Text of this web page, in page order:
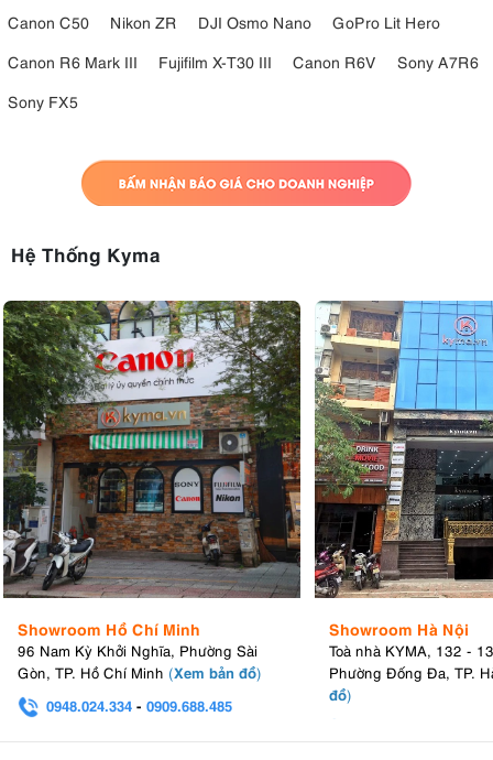
3.6. Kiểm soát chuyên nghiệp
Để thao tác và kiểm soát tốt hơn trong quá trình sử dụng, Sony đã
tích hợpnhiều nút điều khiển trực quan.Bao gồm nút giữ lấy nét có
thể tùy chỉnh từ menu trên thân máy, cũng như cho phép người dùng
truy cập vào các chức năng phụ được gán cho nút giữ lấy nét –
chẳng hạn như “Grid Lines” và “White Balance”. Ống kính cũng được
trang bị công tắc chế độ lấy nét để người dùng có thể chuyển đổi tức
thời giữa AF và MF, nút bấm khẩu độ và chế độ lấy nét bằng tay tuyến
tính (Linear Response MF). Thấu kính trước được phủ flo giúp chống
bám bụi và dấu vân tay, đồng thời giúp việc lau chùi dễ dàng hơn nếu
có, cho phép chụp ảnh hiệu quả.
4. Các lĩnh vực ứng dụng của Sony FE
24mm F1.4 GM
Chụp ảnh phong cảnh
Canon C50
Nikon ZR DJI Osmo Nano
GoPro Lit Hero
Canon R6 Mark III
Fujifilm X-T30 III Canon R6V
Sony A7R6
Sony FX5
Hệ Thống Kyma
Showroom Hồ Chí Minh
96 Nam Kỳ Khởi Nghĩa, Phường Sài
Gòn, TP. Hồ Chí Minh (Xem bản đồ)
0948.024.334 - 0909.688.485
Showroom Hà Nội
Toà nhà KYMA, 132 -
Phường Đống Đa, TP.
đồ)